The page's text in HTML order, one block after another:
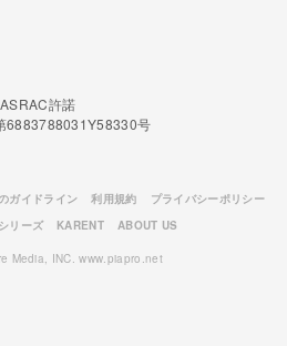
許諾
6883788031Y58330号
ガイドライン 利用規約
プライバシーポリシー
リーズ KARENT ABOUT US
Media, INC. www.piapro.net